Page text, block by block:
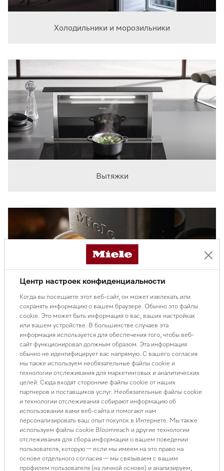
Холодильники и морозильники
Вытяжки
Кофемашины
Центр настроек конфиденциальности
Когда вы посещаете этот веб-сайт, он может извлекать или
сохранять информацию о вашем браузере. Обычно это файлы
cookie. Это может быть информация о вас, ваших настройках
или вашем устройстве. В большинстве случаев эта
информация используется для обеспечения того, чтобы веб-
сайт функционировал должным образом. Эта информация
обычно не идентифицирует вас напрямую. С вашего согласия
мы также используем необязательные файлы cookie и
технологии отслеживания для маркетинговых и аналитических
целей. Сюда входят сторонние файлы cookie от наших
партнеров и поставщиков услуг. Необязательные файлы cookie
и технологии отслеживания собирают информацию об
использовании вами веб-сайта и помогают нам
персонализировать ваш опыт покупок в Интернете. Мы также
используем файлы cookie Bloomreach и другие технологии
отслеживания для сбора информации о вашем поведении
пользователя, которую — если мы имеем на это право на
основе отдельного согласия — мы связываем с вашим
профилем пользователя (на личной основе) и анализируем,